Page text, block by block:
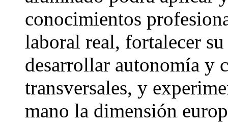
conocimientos
laboral real, fortalecer
desarrollar autonomía y
transversales, y
mano la dimensión